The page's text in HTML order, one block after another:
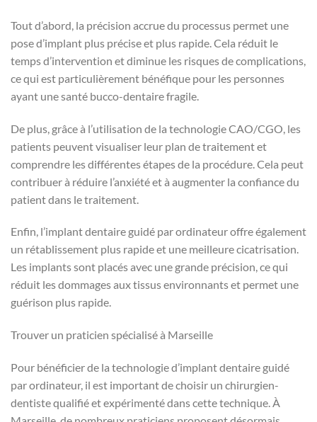
Tout d’abord, la précision accrue du processus permet une
pose d’implant plus précise et plus rapide. Cela réduit le
temps d’intervention et diminue les risques de complications,
ce qui est particulièrement bénéfique pour les personnes
ayant une santé bucco-dentaire fragile.
De plus, grâce à l’utilisation de la technologie CAO/CGO, les
patients peuvent visualiser leur plan de traitement et
comprendre les différentes étapes de la procédure. Cela peut
contribuer à réduire l’anxiété et à augmenter la confiance du
patient dans le traitement.
Enfin, l’implant dentaire guidé par ordinateur offre également
un rétablissement plus rapide et une meilleure cicatrisation.
Les implants sont placés avec une grande précision, ce qui
réduit les dommages aux tissus environnants et permet une
guérison plus rapide.
Trouver un praticien spécialisé à Marseille
Pour bénéficier de la technologie d’implant dentaire guidé
par ordinateur, il est important de choisir un chirurgien-
dentiste qualifié et expérimenté dans cette technique. À